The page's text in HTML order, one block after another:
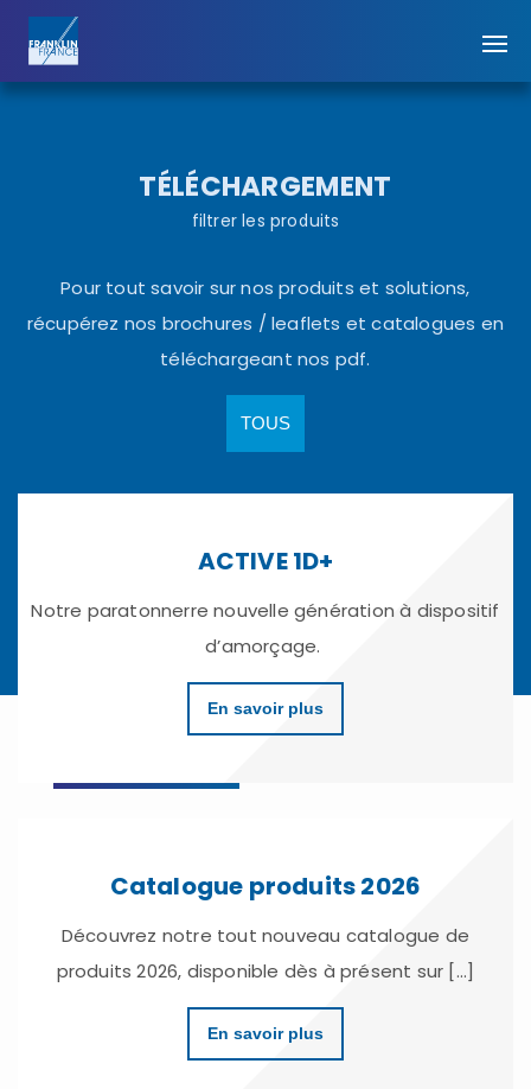
TÉLÉCHARGEMENT
filtrer les produits
Pour tout savoir sur nos produits et solutions,
récupérez nos brochures / leaflets et catalogues en
téléchargeant nos pdf.
TOUS
ACTIVE 1D+
Notre paratonnerre nouvelle génération à dispositif
d’amorçage.
En savoir plus
Catalogue produits 2026
Découvrez notre tout nouveau catalogue de
produits 2026, disponible dès à présent sur [...]
En savoir plus